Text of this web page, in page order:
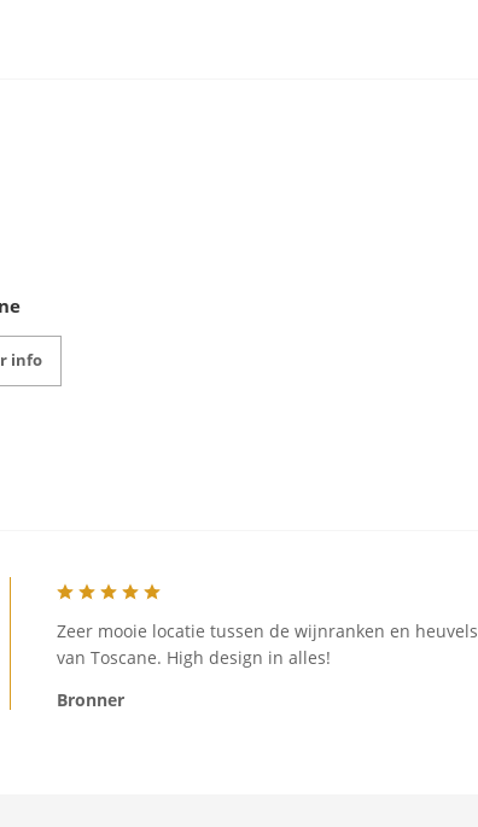
info
Zeer mooie locatie tussen de wijnranken en heuvels
van Toscane. High design in alles!
Bronner